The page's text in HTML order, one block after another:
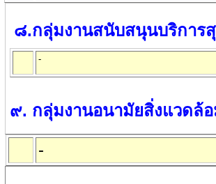
๘.กลุ่มงานสนับสนุนบริการ
-
๙. กลุ่มงานอนามัยสิ่งแวดล้
-